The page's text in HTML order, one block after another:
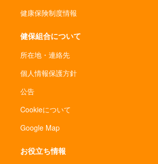
健康保険制度情報
健保組合について
所在地・連絡先
個人情報保護方針
公告
Cookieについて
Google Map
お役立ち情報